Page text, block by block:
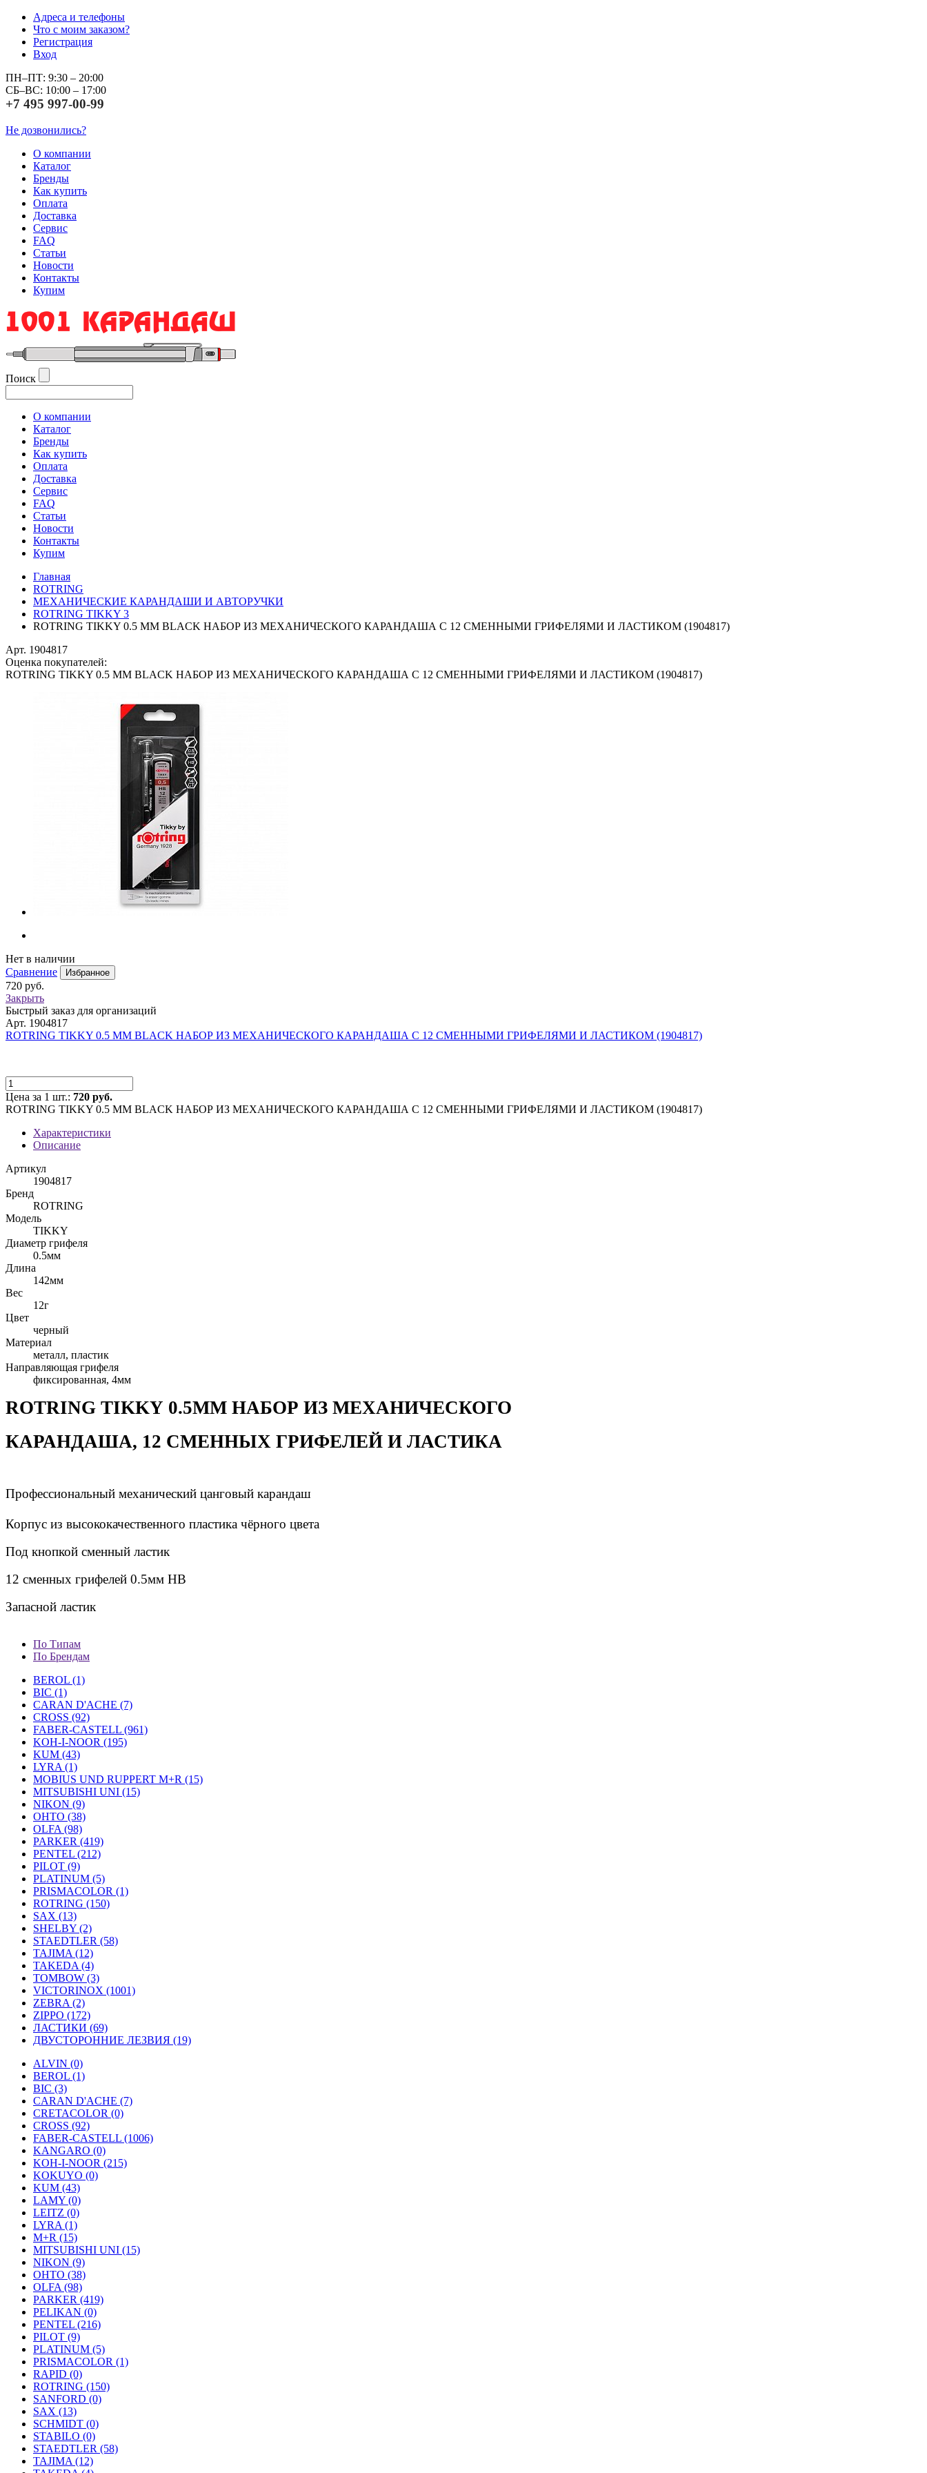
Адреса и телефоны
Что с моим заказом?
Регистрация
Вход
ПН–ПТ: 9:30 – 20:00
СБ–ВС: 10:00 – 17:00
+7 495 997-00-99
Не дозвонились?
О компании
Каталог
Бренды
Как купить
Оплата
Доставка
Сервис
FAQ
Статьи
Новости
Контакты
Купим
Поиск
О компании
Каталог
Бренды
Как купить
Оплата
Доставка
Сервис
FAQ
Статьи
Новости
Контакты
Купим
Главная
ROTRING
МЕХАНИЧЕСКИЕ КАРАНДАШИ И АВТОРУЧКИ
ROTRING TIKKY 3
ROTRING TIKKY 0.5 ММ BLACK НАБОР ИЗ МЕХАНИЧЕСКОГО КАРАНДАША С 12 СМЕННЫМИ ГРИФЕЛЯМИ И ЛАСТИКОМ (1904817)
Арт. 1904817
Оценка покупателей:
ROTRING TIKKY 0.5 ММ BLACK НАБОР ИЗ МЕХАНИЧЕСКОГО КАРАНДАША С 12 СМЕННЫМИ ГРИФЕЛЯМИ И ЛАСТИКОМ (1904817)
Нет в наличии
Сравнение
Избранное
720 руб.
Закрыть
Быстрый заказ для организаций
Арт. 1904817
ROTRING TIKKY 0.5 ММ BLACK НАБОР ИЗ МЕХАНИЧЕСКОГО КАРАНДАША С 12 СМЕННЫМИ ГРИФЕЛЯМИ И ЛАСТИКОМ (1904817)
Цена за 1 шт.: 720 руб.
ROTRING TIKKY 0.5 ММ BLACK НАБОР ИЗ МЕХАНИЧЕСКОГО КАРАНДАША С 12 СМЕННЫМИ ГРИФЕЛЯМИ И ЛАСТИКОМ (1904817)
Характеристики
Описание
Артикул
1904817
Бренд
ROTRING
Модель
TIKKY
Диаметр грифеля
0.5мм
Длина
142мм
Вес
12г
Цвет
черный
Материал
металл, пластик
Направляющая грифеля
фиксированная, 4мм
ROTRING TIKKY 0.5ММ НАБОР ИЗ МЕХАНИЧЕСКОГО
КАРАНДАША, 12 СМЕННЫХ ГРИФЕЛЕЙ И ЛАСТИКА
Профессиональный механический цанговый карандаш
Корпус из высококачественного пластика чёрного цвета
Под кнопкой сменный ластик
12 сменных грифелей 0.5мм НВ
Запасной ластик
По Типам
По Брендам
BEROL (1)
BIC (1)
CARAN D'ACHE (7)
CROSS (92)
FABER-CASTELL (961)
KOH-I-NOOR (195)
KUM (43)
LYRA (1)
MOBIUS UND RUPPERT M+R (15)
MITSUBISHI UNI (15)
NIKON (9)
OHTO (38)
OLFA (98)
PARKER (419)
PENTEL (212)
PILOT (9)
PLATINUM (5)
PRISMACOLOR (1)
ROTRING (150)
SAX (13)
SHELBY (2)
STAEDTLER (58)
TAJIMA (12)
TAKEDA (4)
TOMBOW (3)
VICTORINOX (1001)
ZEBRA (2)
ZIPPO (172)
ЛАСТИКИ (69)
ДВУСТОРОННИЕ ЛЕЗВИЯ (19)
ALVIN (0)
BEROL (1)
BIC (3)
CARAN D'ACHE (7)
CRETACOLOR (0)
CROSS (92)
FABER-CASTELL (1006)
KANGARO (0)
KOH-I-NOOR (215)
KOKUYO (0)
KUM (43)
LAMY (0)
LEITZ (0)
LYRA (1)
M+R (15)
MITSUBISHI UNI (15)
NIKON (9)
OHTO (38)
OLFA (98)
PARKER (419)
PELIKAN (0)
PENTEL (216)
PILOT (9)
PLATINUM (5)
PRISMACOLOR (1)
RAPID (0)
ROTRING (150)
SANFORD (0)
SAX (13)
SCHMIDT (0)
STABILO (0)
STAEDTLER (58)
TAJIMA (12)